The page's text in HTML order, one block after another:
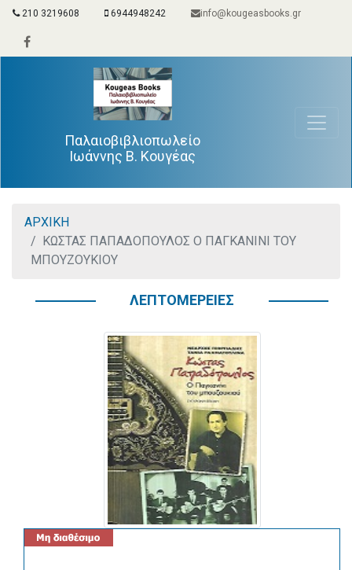
210 3219608 6944948242 info@kougeasbooks.gr
Παλαιοβιβλιοπωλείο
Ιωάννης Β. Κουγέας
ΑΡΧΙΚΗ
ΚΩΣΤΑΣ ΠΑΠΑΔΟΠΟΥΛΟΣ Ο ΠΑΓΚΑΝΙΝΙ ΤΟΥ
ΜΠΟΥΖΟΥΚΙΟΥ
ΛΕΠΤΟΜΕΡΕΙΕΣ